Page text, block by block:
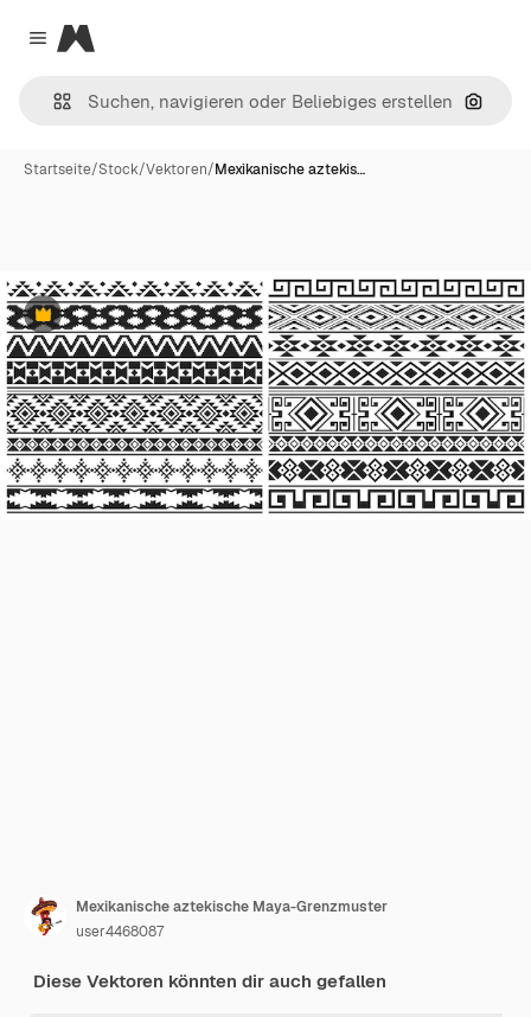
Close menu
Magnific
Nach
Startseite/Stock/Vektoren/Mexikanische aztekis…
Premium
Mexikanische aztekische Maya-Grenzmuster
user4468087
Diese Vektoren könnten dir auch gefallen